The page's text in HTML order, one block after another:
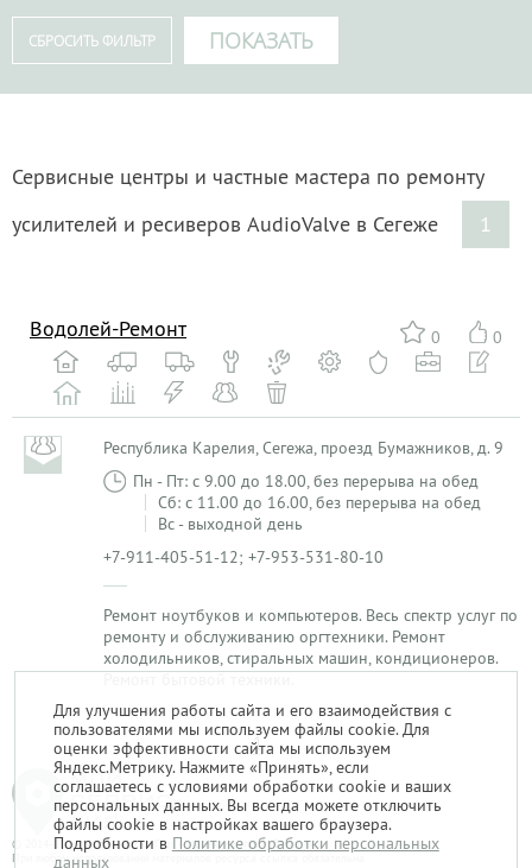
Сервисные центры и частные мастера по ремонту
усилителей и ресиверов AudioValve в Сегеже
1
0 0
Водолей-Ремонт
Республика Карелия, Сегежа, проезд Бумажников, д. 9
Пн - Пт: с 9.00 до 18.00, без перерыва на обед
Сб: с 11.00 до 16.00, без перерыва на обед
Вс - выходной день
+7-911-405-51-12; +7-953-531-80-10
Ремонт ноутбуков и компьютеров. Весь спектр услуг по
ремонту и обслуживанию оргтехники. Ремонт
холодильников, стиральных машин, кондиционеров.
Ремонт бытовой техники.
1
© 2014-2026. «Мой Сервис-Гид» – проект группы «Текарт».
При любом использовании материалов ресурса ссылка обязательна.
Для улучшения работы сайта и его взаимодействия с
пользователями мы используем файлы cookie. Для
оценки эффективности сайта мы используем
Яндекс.Метрику. Нажмите «Принять», если
соглашаетесь с условиями обработки cookie и ваших
персональных данных. Вы всегда можете отключить
файлы cookie в настройках вашего браузера.
Подробности в Политике обработки персональных
данных